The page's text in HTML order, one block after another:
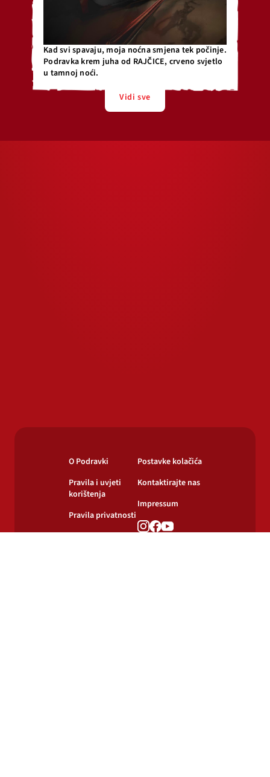
Kad svi spavaju, moja noćna smjena tek počinje.
Podravka krem juha od RAJČICE, crveno svjetlo
u tamnoj noći.
Vidi sve
O Podravki
Pravila i uvjeti
korištenja
Pravila privatnosti
Postavke kolačića
Kontaktirajte nas
Impressum